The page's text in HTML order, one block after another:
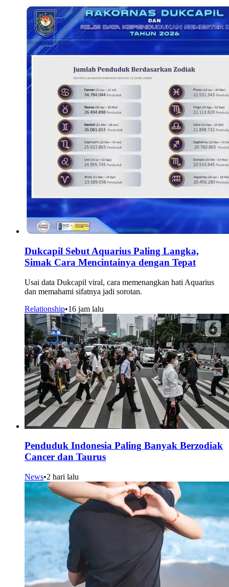
Dukcapil Sebut Aquarius Paling Langka,
Simak Cara Mencintainya dengan Tepat
Usai data Dukcapil viral, cara memenangkan hati Aquarius
dan memahami sifatnya jadi sorotan.
Relationship•16 jam lalu
Penduduk Indonesia Paling Banyak Berzodiak
Cancer dan Taurus
News•2 hari lalu